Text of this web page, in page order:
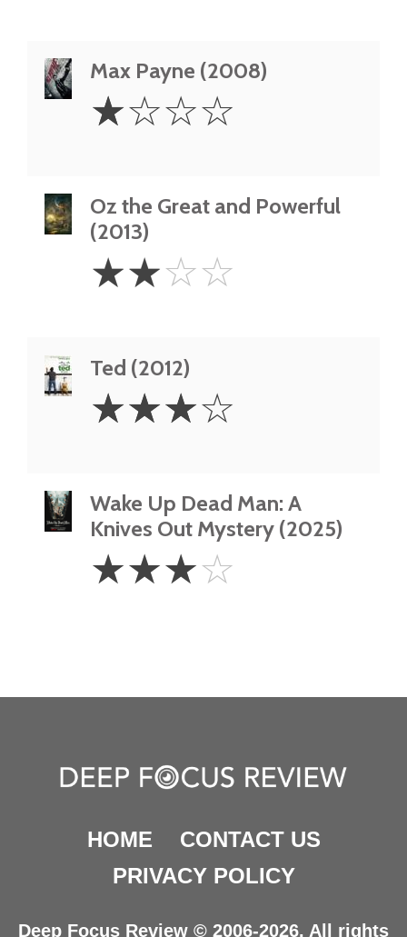
Max Payne (2008)
Star
☆☆☆☆
Oz the Great and Powerful
(2013)
Stars
☆☆☆☆
Ted (2012)
Stars
☆☆☆☆
Wake Up Dead Man: A
Knives Out Mystery (2025)
Stars
☆☆☆☆
HOME
CONTACT US
PRIVACY POLICY
Deep Focus Review © 2006-2026. All rights